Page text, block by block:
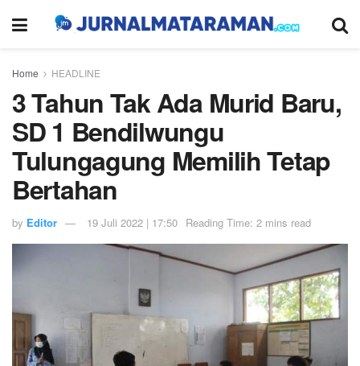
Home HEADLINE
3 Tahun Tak Ada Murid Baru,
SD 1 Bendilwungu
Tulungagung Memilih Tetap
Bertahan
by Editor 19 Juli 2022 | 17:50 Reading Time: 2 mins read